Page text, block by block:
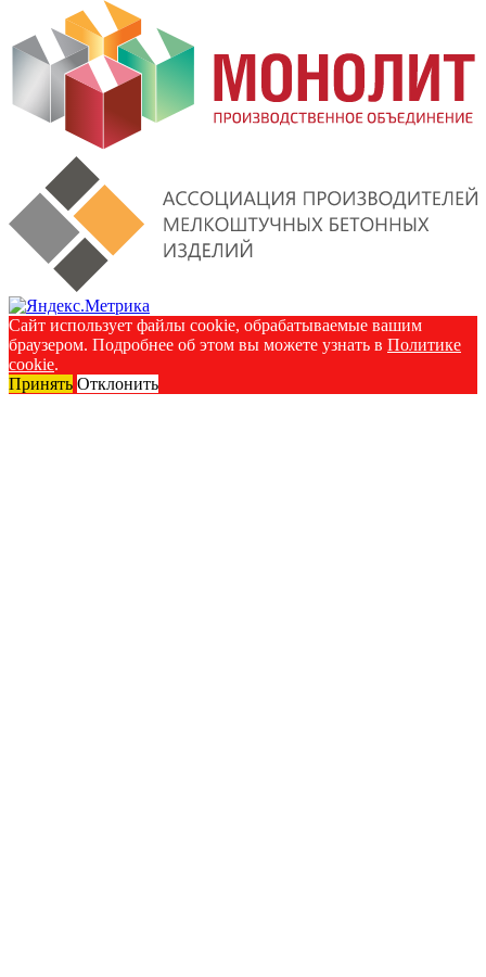
Сайт использует файлы cookie, обрабатываемые вашим
браузером. Подробнее об этом вы можете узнать в Политике
cookie.
Принять Отклонить